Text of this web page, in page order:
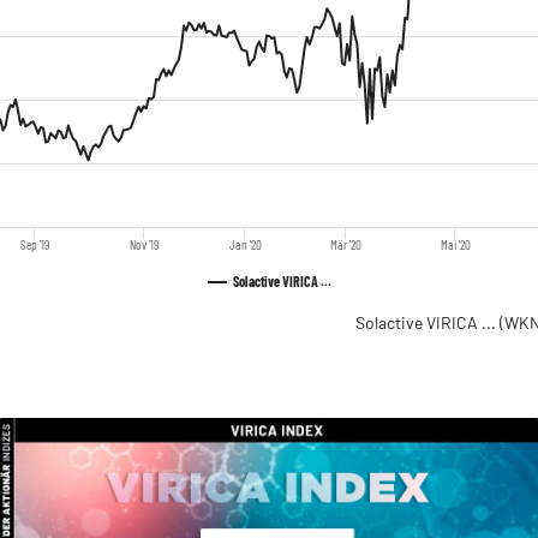
Solactive VIRICA ...
Sep '19 Nov '19 Jan '20 Mär '20 Mai '20
Solactive VIRICA ...